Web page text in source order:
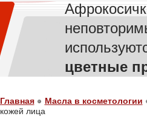
цветные
Главная
Масла в косметологии
кожей лица